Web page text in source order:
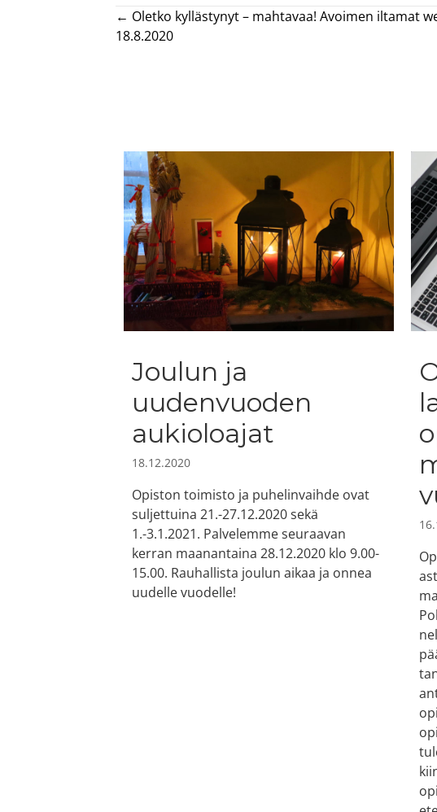
Posts
navigation
← Oletko kyllästynyt – mahtavaa! Avoimen iltamat
18.8.2020
Joulun ja
uudenvuoden
aukioloajat
18.12.2020
Opiston toimisto ja puhelinvaihde ovat
suljettuina 21.-27.12.2020 sekä
1.-3.1.2021. Palvelemme seuraavan
kerran maanantaina 28.12.2020 klo 9.00-
15.00. Rauhallista joulun aikaa ja onnea
uudelle vuodelle!